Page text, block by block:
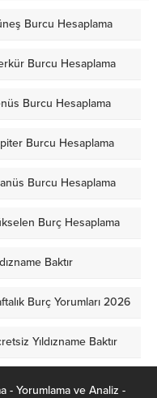
Burcu Hesaplama
Burcu Hesaplama
Burcu Hesaplama
Burcu Hesaplama
Burcu Hesaplama
Burç Hesaplama
Baktır
Burç Yorumları 2026
Yıldızname Baktır
- Yorumlama ve Analiz -